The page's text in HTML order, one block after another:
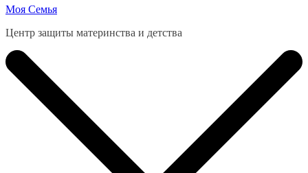
Моя Семья
Центр защиты материнства и детства